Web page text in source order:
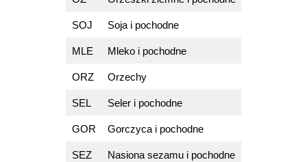
SOJ Soja i pochodne
MLE Mleko i pochodne
ORZ Orzechy
SEL Seler i pochodne
GOR Gorczyca i pochodne
SEZ Nasiona sezamu i pochodne